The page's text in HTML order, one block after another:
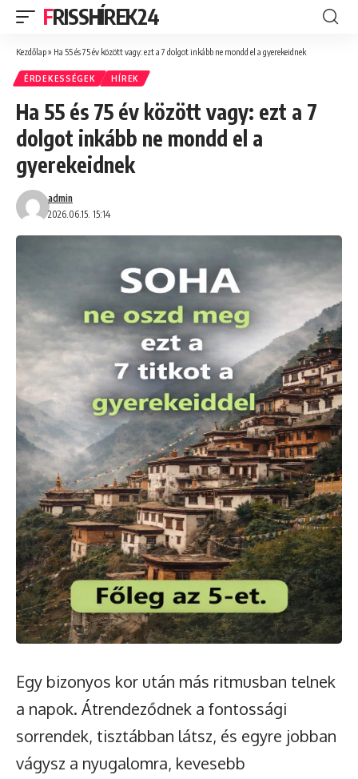
FRISSHÍREK24
Kezdőlap» Ha 55 és 75 év között vagy: ezt a 7 dolgot inkább ne mondd el a gyerekeidnek
ÉRDEKESSÉGEK HÍREK
Ha 55 és 75 év között vagy: ezt a 7
dolgot inkább ne mondd el a
gyerekeidnek
2026.06.15. 15:14
admin
Egy bizonyos kor után más ritmusban telnek
a napok. Átrendeződnek a fontossági
sorrendek, tisztábban látsz, és egyre jobban
vágysz a nyugalomra, kevesebb